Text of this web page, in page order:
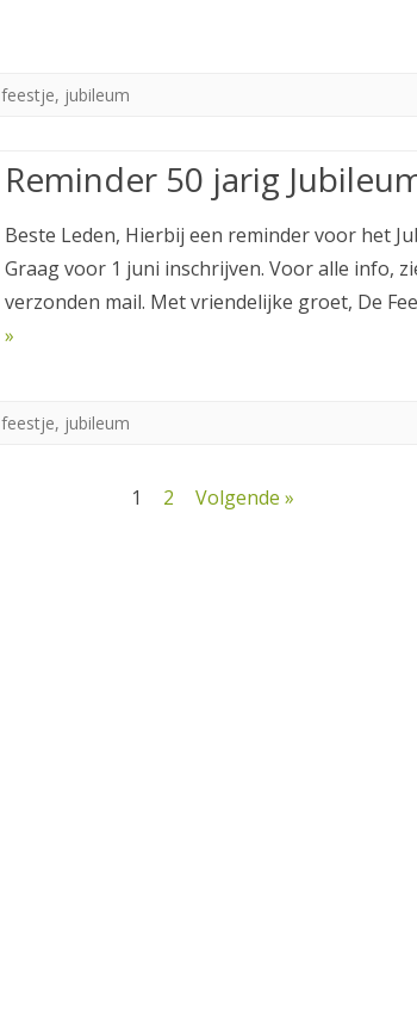
feestje, jubileum
Reminder 50 jarig
Beste Leden, Hierbij een reminder voor het
Graag voor 1 juni inschrijven. Voor alle info,
verzonden mail. Met vriendelijke groet, De
»
feestje, jubileum
1 2 Volgende »